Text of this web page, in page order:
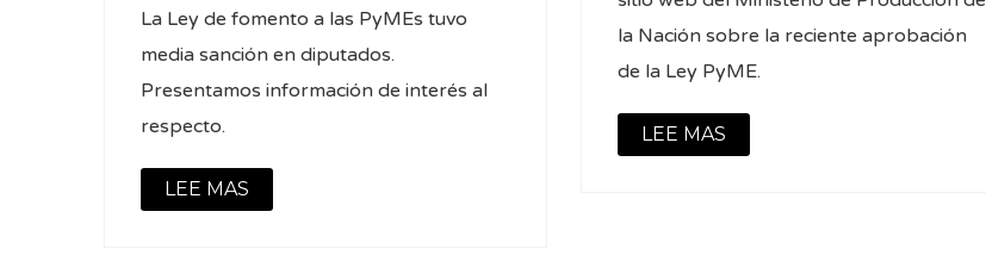
la Nación sobre la reciente aprobación
de la Ley PyME.
LEE MAS
La Ley de fomento a las PyMEs tuvo
media sanción en diputados.
Presentamos información de interés al
respecto.
LEE MAS